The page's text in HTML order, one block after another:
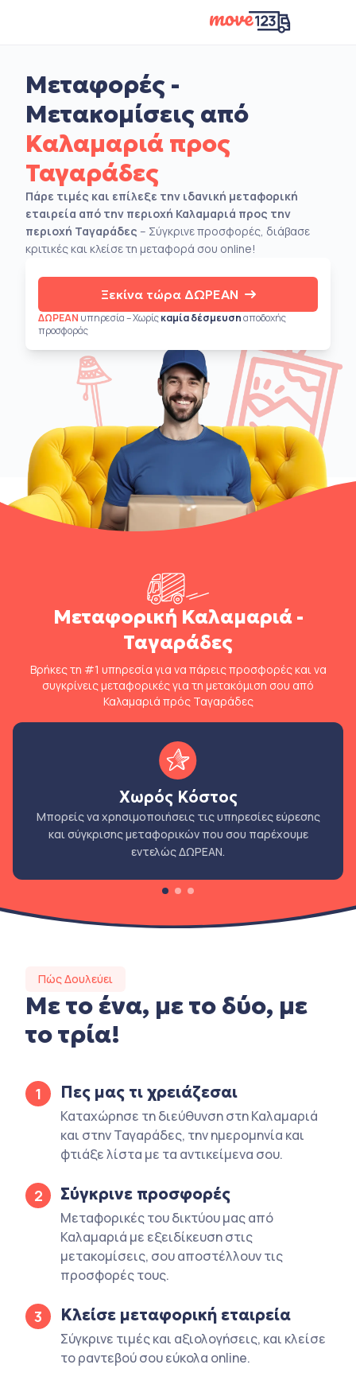
Μεταφορές -
Μετακομίσεις από
Καλαμαριά προς
Ταγαράδες
Πάρε τιμές και επίλεξε την ιδανική μεταφορική
εταιρεία από την περιοχή Καλαμαριά προς την
περιοχή Ταγαράδες – Σύγκρινε προσφορές, διάβασε
κριτικές και κλείσε τη μεταφορά σου online!
Ξεκίνα τώρα ΔΩΡΕΑΝ
ΔΩΡΕΑΝ υπηρεσία – Χωρίςκαμία δέσμευσηαποδοχής
προσφοράς
Μεταφορική Καλαμαριά -
Ταγαράδες
Βρήκες τη #1 υπηρεσία για να πάρεις προσφορές και να
συγκρίνεις μεταφορικές για τη μετακόμιση σου από
Καλαμαριά πρός Ταγαράδες
Χωρός Κόστος
Μπορείς να χρησιμοποιήσεις τις υπηρεσίες εύρεσης
και σύγκρισης μεταφορικών που σου παρέχουμε
εντελώς ΔΩΡΕΑΝ.
Πώς Δουλεύει
Με το ένα, με το δύο, με
το τρία!
1 Πες μας τι χρειάζεσαι
Καταχώρησε τη διεύθυνση στη Καλαμαριά
και στην Ταγαράδες, την ημερομηνία και
φτιάξε λίστα με τα αντικείμενα σου.
2 Σύγκρινε προσφορές
Μεταφορικές του δικτύου μας από
Καλαμαριά με εξειδίκευση στις
μετακομίσεις, σου αποστέλλουν τις
προσφορές τους.
3 Κλείσε μεταφορική εταιρεία
Σύγκρινε τιμές και αξιολογήσεις, και κλείσε
το ραντεβού σου εύκολα online.